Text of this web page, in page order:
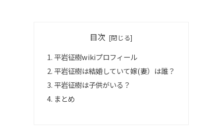
目次
平岩征樹wikiプロフィール
平岩征樹は結婚していて嫁(妻）は誰？
平岩征樹は子供がいる？
まとめ